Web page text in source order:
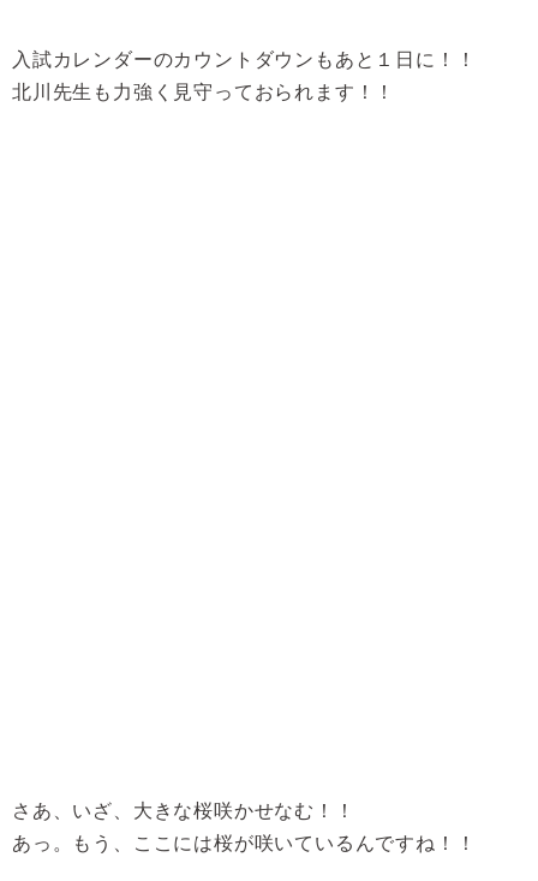
入試カレンダーのカウントダウンもあと１日に！！
北川先生も力強く見守っておられます！！
さあ、いざ、大きな桜咲かせなむ！！
あっ。もう、ここには桜が咲いているんですね！！